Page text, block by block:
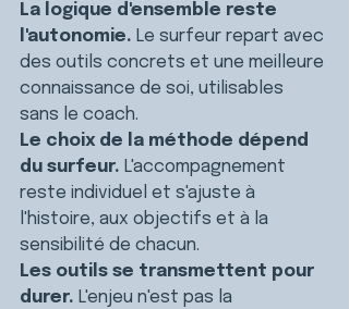
La logique d'ensemble reste
l'autonomie. Le surfeur repart avec
des outils concrets et une meilleure
connaissance de soi, utilisables
sans le coach.
Le choix de la méthode dépend
du surfeur. L'accompagnement
reste individuel et s'ajuste à
l'histoire, aux objectifs et à la
sensibilité de chacun.
Les outils se transmettent pour
durer. L'enjeu n'est pas la